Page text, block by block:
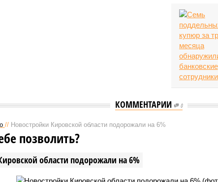
КОММЕНТАРИИ 0
// Новостройки Кировской области подорожали на 6%
области подорожали на 6%
позволить?